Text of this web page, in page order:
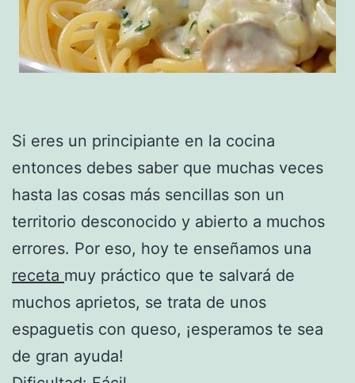
Si eres un principiante en la cocina
entonces debes saber que muchas veces
hasta las cosas más sencillas son un
territorio desconocido y abierto a muchos
errores. Por eso, hoy te enseñamos una
receta muy práctico que te salvará de
muchos aprietos, se trata de unos
espaguetis con queso, ¡esperamos te sea
de gran ayuda!